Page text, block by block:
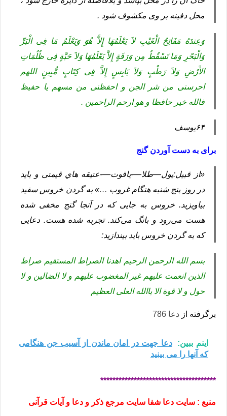
محل دفینه بر وی مکشوف شود .
وَعِندَهُ مَفَاتِحُ الْغَیْبِ لاَ یَعْلَمُهَا إِلاَّ هُوَ وَیَعْلَمُ مَا فِی الْبَرِّ
وَالْبَحْرِ وَمَا تَسْقُطُ مِن وَرَقَةٍ إِلاَّ یَعْلَمُهَا وَلاَ حَبَّةٍ فِی ظُلُمَاتِ
الأَرْضِ وَلاَ رَطْبٍ وَلاَ یَابِسٍ إِلاَّ فِی كِتَابٍ مُّبِينٍ اللهم
احرسنی من شر الجن و احفظنی من مسهم یا حفیظ
فالله خیر حافظا و هو ارحم الراحمین .
۶۴یوسف
برای به دست آوردن گنج
«از قبیل:پول—طلا—-یاقوت—-عتیقه هاي قیمتی و باید
در روز پنج شنبه هنگام غروب …» به گردن خروس سفید
بیاویزید. خروس به جایی که در آنجا گنج مخفی شده
هست می‌رود و بانگ می‌کند. تجربه شده هست. دعایی
که به گردن خروس باید بیندازید:
بسم الله الرحمن الرحیم اهدنا الصراط المستقیم صراط
الذین انعمت علیهم غیر المغضوب علیهم و لا الضالین و لا
حول و لا قوة الا باالله العلی العظیم
برگرفته ازدعا 786
اینم ببین:
دعا جهت در امان ماندن از آسیب جن هنگامی
که آنها را می بینید
**************************************
منبع : سایت دعا شفا سایت مرجع ذکر و دعا و آیات قرآنی